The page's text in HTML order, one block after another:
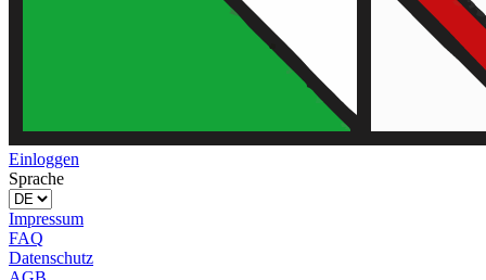
Einloggen
Sprache
Impressum
FAQ
Datenschutz